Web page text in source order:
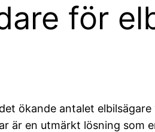
för
ökande antalet
är en utmärkt lösning